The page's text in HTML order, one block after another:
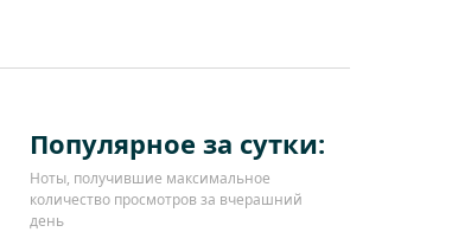
Популярное за сутки:
Ноты, получившие максимальное
количество просмотров за вчерашний
день